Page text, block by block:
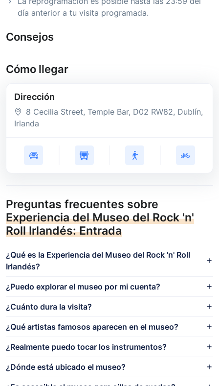
día anterior a tu visita programada.
Consejos
Cómo llegar
Dirección
8 Cecilia Street, Temple Bar, D02 RW82, Dublín,
Irlanda
Preguntas frecuentes sobre
Experiencia del Museo del Rock 'n'
Roll Irlandés: Entrada
¿Qué es la Experiencia del Museo del Rock 'n' Roll
Irlandés?
¿Puedo explorar el museo por mi cuenta?
¿Cuánto dura la visita?
¿Qué artistas famosos aparecen en el museo?
¿Realmente puedo tocar los instrumentos?
¿Dónde está ubicado el museo?